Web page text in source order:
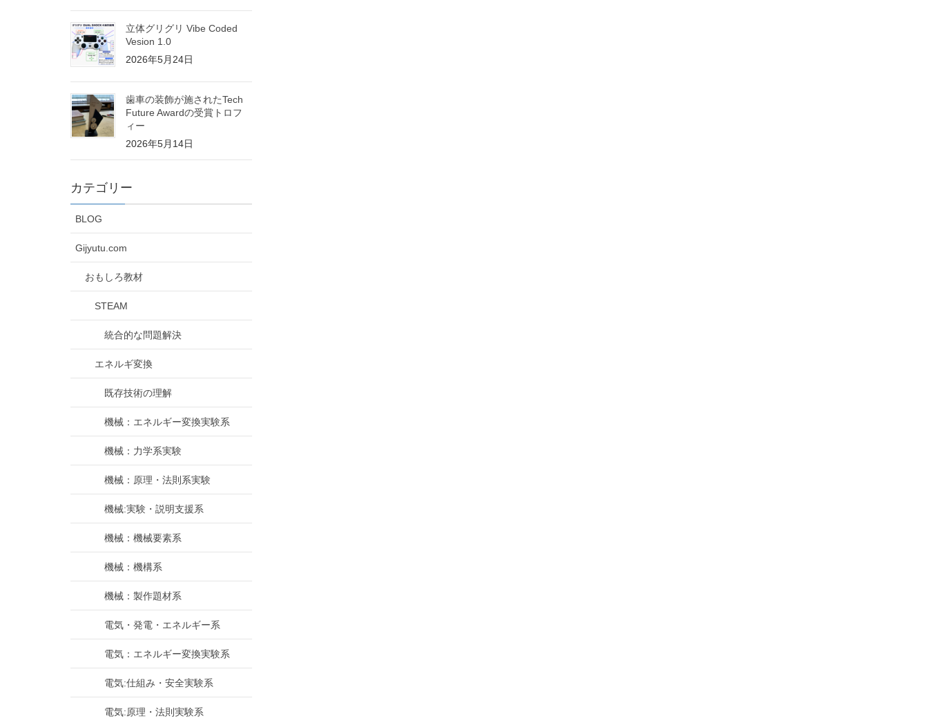
立体グリグリ Vibe Coded
Vesion 1.0
2026年5月24日
歯車の装飾が施されたTech
Future Awardの受賞トロフ
ィー
2026年5月14日
カテゴリー
BLOG
Gijyutu.com
おもしろ教材
STEAM
統合的な問題解決
エネルギ変換
既存技術の理解
機械：エネルギー変換実験系
機械：力学系実験
機械：原理・法則系実験
機械:実験・説明支援系
機械：機械要素系
機械：機構系
機械：製作題材系
電気・発電・エネルギー系
電気：エネルギー変換実験系
電気:仕組み・安全実験系
電気:原理・法則実験系